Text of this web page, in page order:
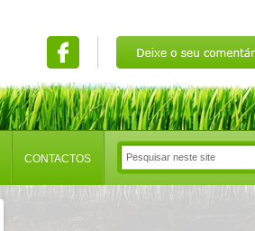
CONTACTOS